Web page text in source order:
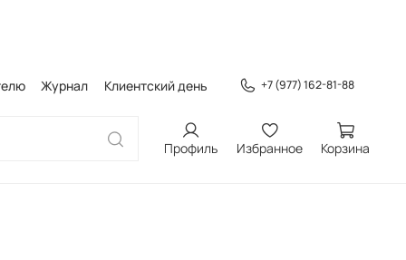
Журнал Клиентский день +7 (977) 162-81-88
Профиль Избранное Корзина